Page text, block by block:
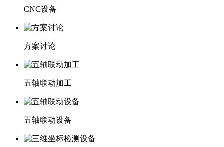
CNC设备
方案讨论
五轴联动加工
五轴联动设备